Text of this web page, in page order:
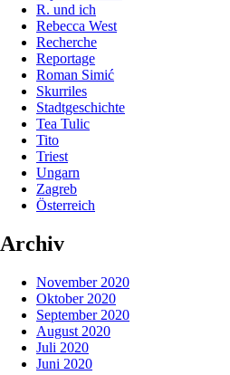
R. und ich
Rebecca West
Recherche
Reportage
Roman Simić
Skurriles
Stadtgeschichte
Tea Tulic
Tito
Triest
Ungarn
Zagreb
Österreich
Archiv
November 2020
Oktober 2020
September 2020
August 2020
Juli 2020
Juni 2020